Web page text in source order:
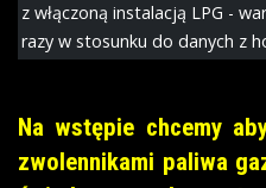
z włączoną instalacją LPG -
razy w stosunku do danych z
Na wstępie chcemy
zwolennikami paliwa